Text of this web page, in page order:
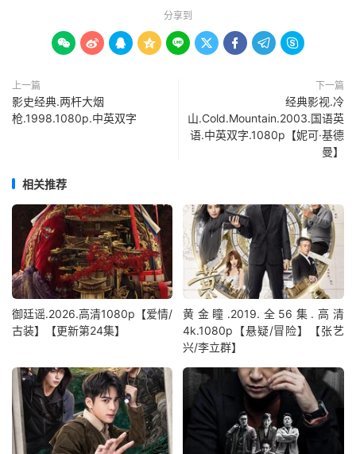
分享到
        
上一篇
影史经典.两杆大烟
枪.1998.1080p.中英双字
下一篇
经典影视.冷
山.Cold.Mountain.2003.国语英
语.中英双字.1080p【妮可·基德
曼】
相关推荐
御廷谣.2026.高清1080p【爱情/
古装】【更新第24集】
黄金瞳.2019.全56集.高清
4k.1080p【悬疑/冒险】【张艺
兴/李立群】